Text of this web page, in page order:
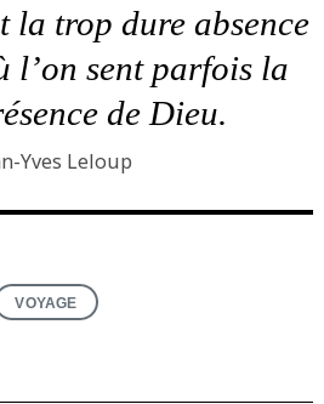
la trop dure absence
l’on sent parfois la
de Dieu.
Yves Leloup
VOYAGE